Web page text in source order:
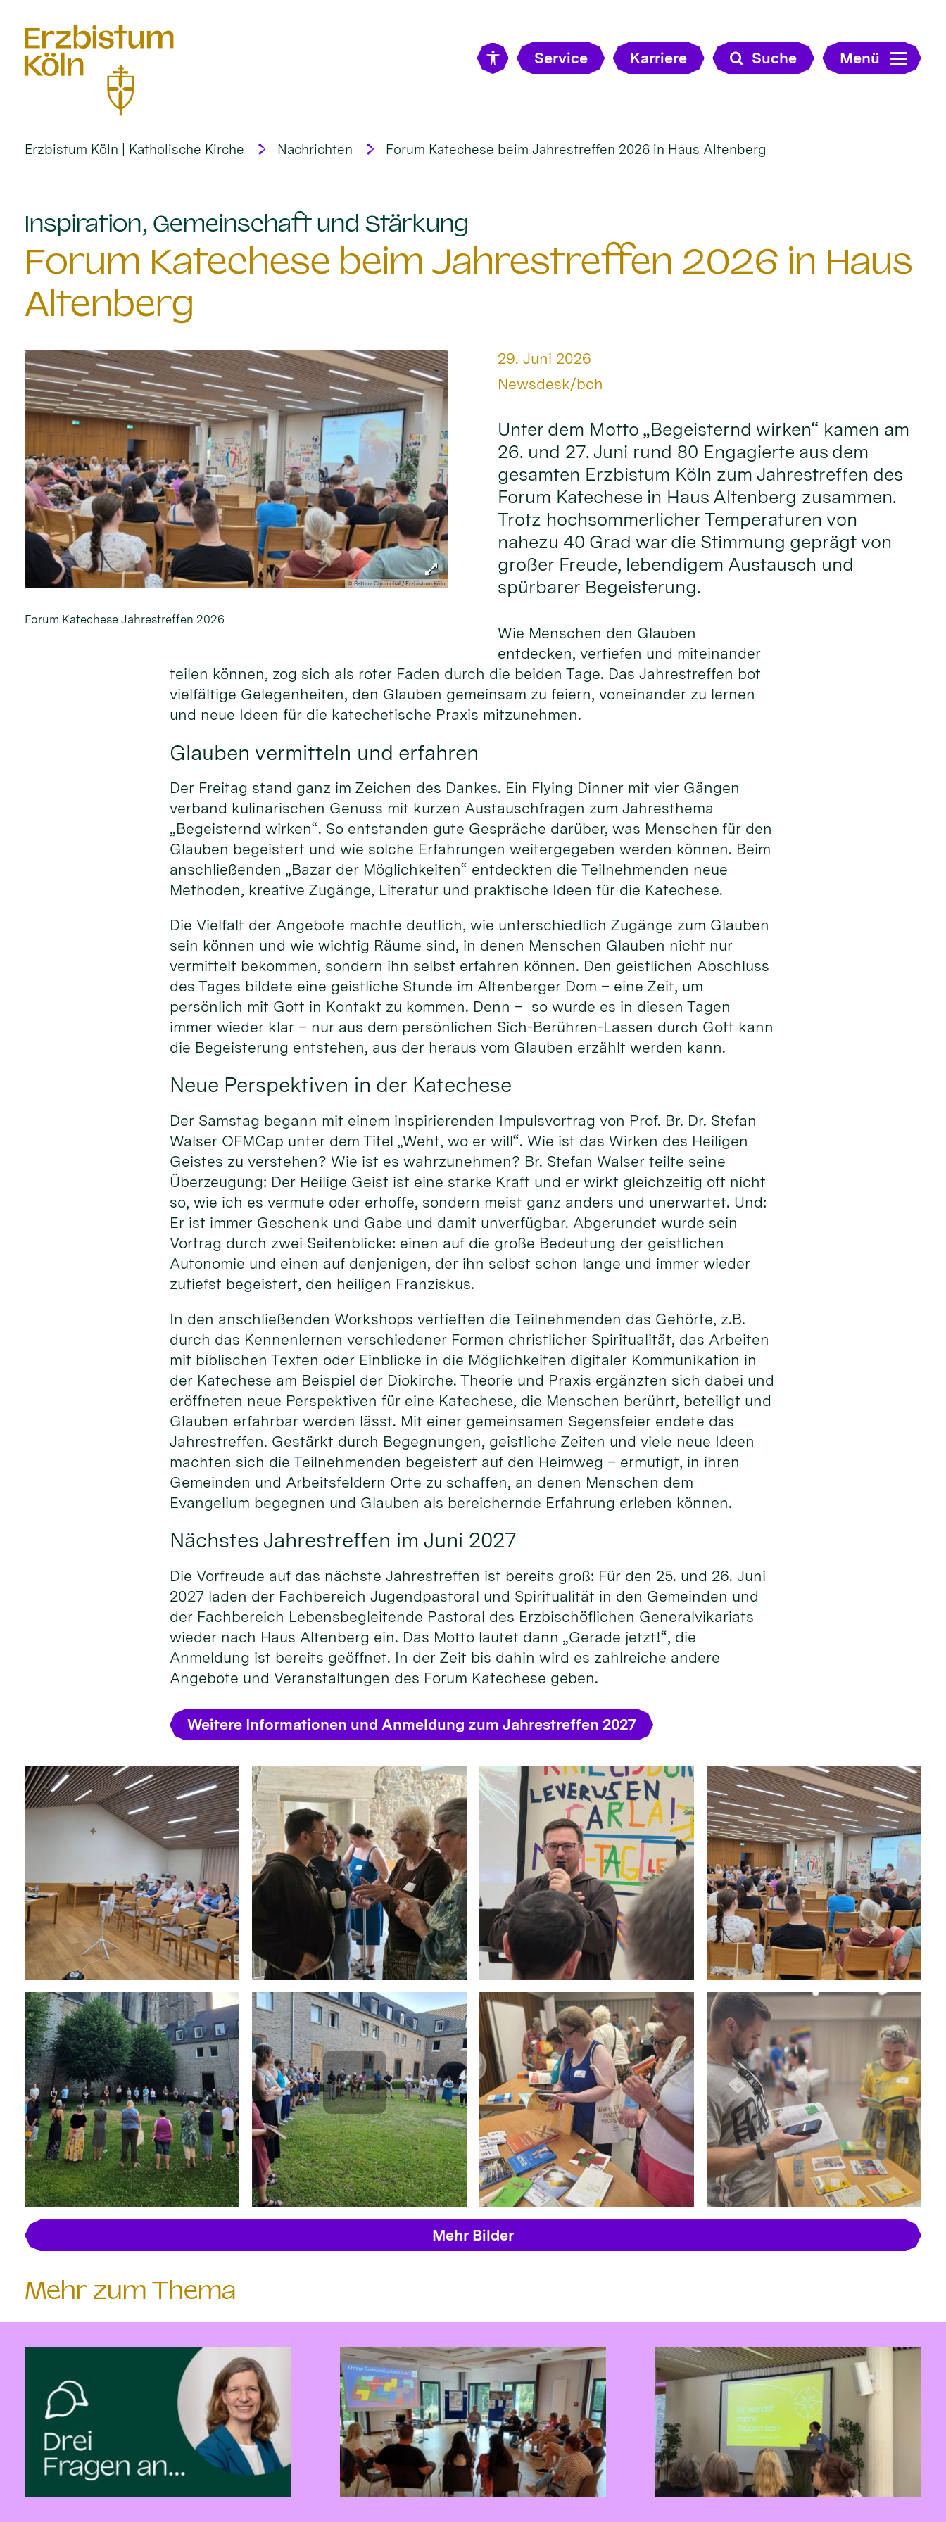
Service Karriere Suche Menü
Erzbistum Köln | Katholische Kirche Nachrichten Forum Katechese beim Jahrestreffen 2026 in Haus Altenberg
Inspiration, Gemeinschaft und Stärkung
Forum Katechese beim Jahrestreffen 2026 in Haus
Altenberg
© Bettina Chumchal / Erzbistum Köln
Forum Katechese Jahrestreffen 2026
Datum:
29. Juni 2026
Von:
Newsdesk/bch
Unter dem Motto „Begeisternd wirken“ kamen am
26. und 27. Juni rund 80 Engagierte aus dem
gesamten Erzbistum Köln zum Jahrestreffen des
Forum Katechese in Haus Altenberg zusammen.
Trotz hochsommerlicher Temperaturen von
nahezu 40 Grad war die Stimmung geprägt von
großer Freude, lebendigem Austausch und
spürbarer Begeisterung.
Wie Menschen den Glauben
entdecken, vertiefen und miteinander
teilen können, zog sich als roter Faden durch die beiden Tage. Das Jahrestreffen bot
vielfältige Gelegenheiten, den Glauben gemeinsam zu feiern, voneinander zu lernen
und neue Ideen für die katechetische Praxis mitzunehmen.
Glauben vermitteln und erfahren
Der Freitag stand ganz im Zeichen des Dankes. Ein Flying Dinner mit vier Gängen
verband kulinarischen Genuss mit kurzen Austauschfragen zum Jahresthema
„Begeisternd wirken“. So entstanden gute Gespräche darüber, was Menschen für den
Glauben begeistert und wie solche Erfahrungen weitergegeben werden können. Beim
anschließenden „Bazar der Möglichkeiten“ entdeckten die Teilnehmenden neue
Methoden, kreative Zugänge, Literatur und praktische Ideen für die Katechese.
Die Vielfalt der Angebote machte deutlich, wie unterschiedlich Zugänge zum Glauben
sein können und wie wichtig Räume sind, in denen Menschen Glauben nicht nur
vermittelt bekommen, sondern ihn selbst erfahren können. Den geistlichen Abschluss
des Tages bildete eine geistliche Stunde im Altenberger Dom – eine Zeit, um
persönlich mit Gott in Kontakt zu kommen. Denn – so wurde es in diesen Tagen
immer wieder klar – nur aus dem persönlichen Sich-Berühren-Lassen durch Gott kann
die Begeisterung entstehen, aus der heraus vom Glauben erzählt werden kann.
Neue Perspektiven in der Katechese
Der Samstag begann mit einem inspirierenden Impulsvortrag von Prof. Br. Dr. Stefan
Walser OFMCap unter dem Titel „Weht, wo er will“. Wie ist das Wirken des Heiligen
Geistes zu verstehen? Wie ist es wahrzunehmen? Br. Stefan Walser teilte seine
Überzeugung: Der Heilige Geist ist eine starke Kraft und er wirkt gleichzeitig oft nicht
so, wie ich es vermute oder erhoffe, sondern meist ganz anders und unerwartet. Und:
Er ist immer Geschenk und Gabe und damit unverfügbar. Abgerundet wurde sein
Vortrag durch zwei Seitenblicke: einen auf die große Bedeutung der geistlichen
Autonomie und einen auf denjenigen, der ihn selbst schon lange und immer wieder
zutiefst begeistert, den heiligen Franziskus.
In den anschließenden Workshops vertieften die Teilnehmenden das Gehörte, z.B.
durch das Kennenlernen verschiedener Formen christlicher Spiritualität, das Arbeiten
mit biblischen Texten oder Einblicke in die Möglichkeiten digitaler Kommunikation in
der Katechese am Beispiel der Diokirche. Theorie und Praxis ergänzten sich dabei und
eröffneten neue Perspektiven für eine Katechese, die Menschen berührt, beteiligt und
Glauben erfahrbar werden lässt. Mit einer gemeinsamen Segensfeier endete das
Jahrestreffen. Gestärkt durch Begegnungen, geistliche Zeiten und viele neue Ideen
machten sich die Teilnehmenden begeistert auf den Heimweg – ermutigt, in ihren
Gemeinden und Arbeitsfeldern Orte zu schaffen, an denen Menschen dem
Evangelium begegnen und Glauben als bereichernde Erfahrung erleben können.
Nächstes Jahrestreffen im Juni 2027
Die Vorfreude auf das nächste Jahrestreffen ist bereits groß: Für den 25. und 26. Juni
2027 laden der Fachbereich Jugendpastoral und Spiritualität in den Gemeinden und
der Fachbereich Lebensbegleitende Pastoral des Erzbischöflichen Generalvikariats
wieder nach Haus Altenberg ein. Das Motto lautet dann „Gerade jetzt!“, die
Anmeldung ist bereits geöffnet. In der Zeit bis dahin wird es zahlreiche andere
Angebote und Veranstaltungen des Forum Katechese geben.
Weitere Informationen und Anmeldung zum Jahrestreffen 2027
Mehr Bilder
Mehr zum Thema